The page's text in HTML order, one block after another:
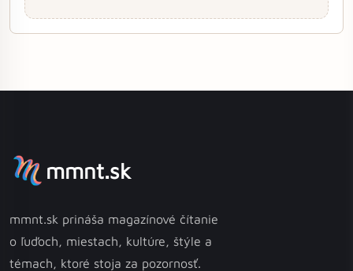
mmnt.sk
mmnt.sk prináša magazínové čítanie
o ľuďoch, miestach, kultúre, štýle a
témach, ktoré stoja za pozornosť.